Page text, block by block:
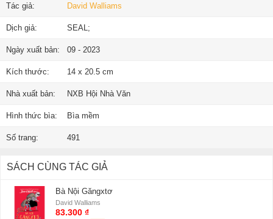
Tác giả: David Walliams
Dịch giả: SEAL;
Ngày xuất bản: 09 - 2023
Kích thước: 14 x 20.5 cm
Nhà xuất bản: NXB Hội Nhà Văn
Hình thức bìa: Bìa mềm
Số trang: 491
SÁCH CÙNG TÁC GIẢ
Bà Nội Găngxtơ
David Walliams
83.300 ₫